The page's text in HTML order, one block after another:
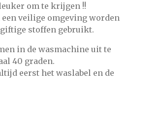
om te krijgen !!
veilige omgeving worden
stoffen gebruikt.
in de wasmachine uit te
40 graden.
eerst het waslabel en de